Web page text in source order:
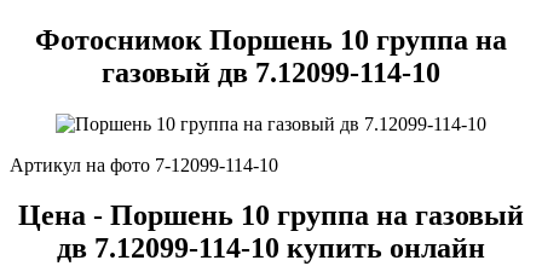
Фотоснимок Поршень 10 группа на
газовый дв 7.12099-114-10
Артикул на фото 7-12099-114-10
Цена - Поршень 10 группа на газовый
дв 7.12099-114-10 купить онлайн